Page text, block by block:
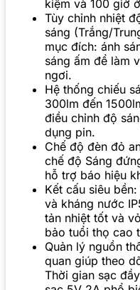
kiệm và 100 giờ
Tùy chỉnh nhiệt
sáng (Trắng/
mục đích: ánh
sáng ấm để làm
ngơi.
Hệ thống chiếu
300lm đến
điều chỉnh độ
dụng pin.
Chế độ đèn đỏ
chế độ Sáng
hỗ trợ báo hiệu
Kết cấu siêu
và kháng nước
tản nhiệt tốt và
bảo tuổi thọ cao
Quản lý nguồn
quan giúp theo
Thời gian sạc